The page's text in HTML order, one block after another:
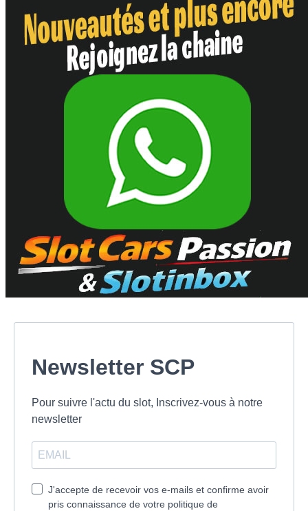
Newsletter SCP
Pour suivre l'actu du slot, Inscrivez-vous à notre
newsletter
J'accepte de recevoir vos e-mails et confirme avoir
pris connaissance de votre politique de